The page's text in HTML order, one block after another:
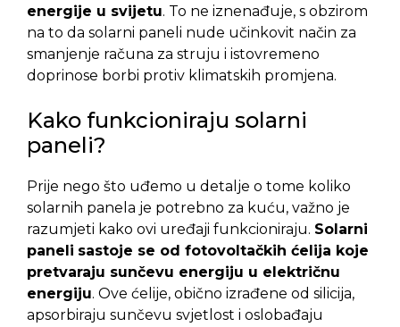
energije u svijetu. To ne iznenađuje, s obzirom
na to da solarni paneli nude učinkovit način za
smanjenje računa za struju i istovremeno
doprinose borbi protiv klimatskih promjena.
Kako funkcioniraju solarni
paneli?
Prije nego što uđemo u detalje o tome koliko
solarnih panela je potrebno za kuću, važno je
razumjeti kako ovi uređaji funkcioniraju. Solarni
paneli sastoje se od fotovoltačkih ćelija koje
pretvaraju sunčevu energiju u električnu
energiju. Ove ćelije, obično izrađene od silicija,
apsorbiraju sunčevu svjetlost i oslobađaju